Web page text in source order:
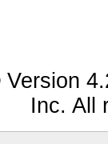
Inc. All